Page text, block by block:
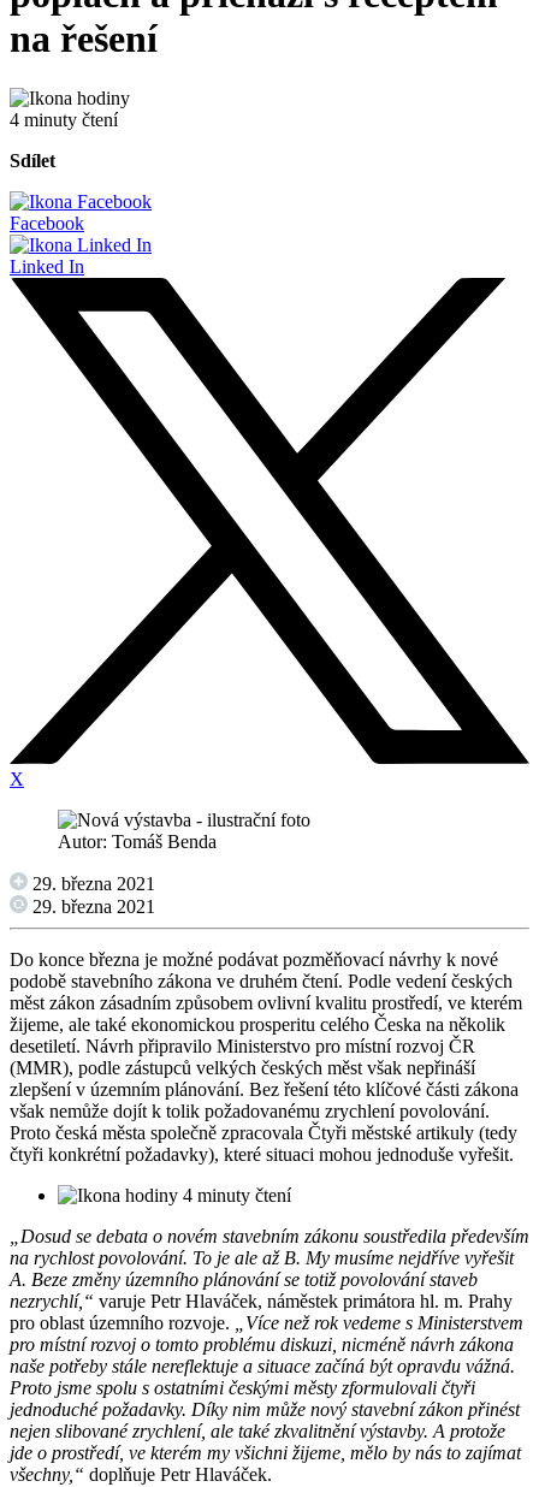
na řešení
4 minuty čtení
Sdílet
Facebook
Linked In
X
Autor: Tomáš Benda
29. března 2021
29. března 2021
Do konce března je možné podávat pozměňovací návrhy k nové
podobě stavebního zákona ve druhém čtení. Podle vedení českých
měst zákon zásadním způsobem ovlivní kvalitu prostředí, ve kterém
žijeme, ale také ekonomickou prosperitu celého Česka na několik
desetiletí. Návrh připravilo Ministerstvo pro místní rozvoj ČR
(MMR), podle zástupců velkých českých měst však nepřináší
zlepšení v územním plánování. Bez řešení této klíčové části zákona
však nemůže dojít k tolik požadovanému zrychlení povolování.
Proto česká města společně zpracovala Čtyři městské artikuly (tedy
čtyři konkrétní požadavky), které situaci mohou jednoduše vyřešit.
4 minuty čtení
„Dosud se debata o novém stavebním zákonu soustředila především
na rychlost povolování. To je ale až B. My musíme nejdříve vyřešit
A. Beze změny územního plánování se totiž povolování staveb
nezrychlí,“ varuje Petr Hlaváček, náměstek primátora hl. m. Prahy
pro oblast územního rozvoje. „Více než rok vedeme s Ministerstvem
pro místní rozvoj o tomto problému diskuzi, nicméně návrh zákona
naše potřeby stále nereflektuje a situace začíná být opravdu vážná.
Proto jsme spolu s ostatními českými městy zformulovali čtyři
jednoduché požadavky. Díky nim může nový stavební zákon přinést
nejen slibované zrychlení, ale také zkvalitnění výstavby. A protože
jde o prostředí, ve kterém my všichni žijeme, mělo by nás to zajímat
všechny,“ doplňuje Petr Hlaváček.